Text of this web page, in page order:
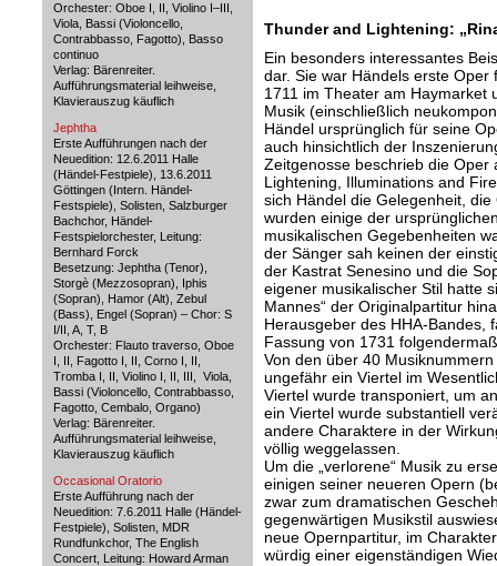
Orchester: Oboe I, II, Violino I–III,
Viola, Bassi (Violoncello,
Contrabbasso, Fagotto), Basso
continuo
Verlag: Bärenreiter.
Aufführungsmaterial leihweise,
Klavierauszug käuflich
Jephtha
Erste Aufführungen nach der
Neuedition: 12.6.2011 Halle
(Händel-Festpiele), 13.6.2011
Göttingen (Intern. Händel-
Festspiele), Solisten, Salzburger
Bachchor, Händel-
Festspielorchester, Leitung:
Bernhard Forck
Besetzung: Jephtha (Tenor),
Storgè (Mezzosopran), Iphis
(Sopran), Hamor (Alt), Zebul
(Bass), Engel (Sopran) – Chor: S
I/II, A, T, B
Orchester: Flauto traverso, Oboe
I, II, Fagotto I, II, Corno I, II,
Tromba I, II, Violino I, II, III, Viola,
Bassi (Violoncello, Contrabbasso,
Fagotto, Cembalo, Organo)
Verlag: Bärenreiter.
Aufführungsmaterial leihweise,
Klavierauszug käuflich
Occasional Oratorio
Erste Aufführung nach der
Neuedition: 7.6.2011 Halle (Händel-
Festpiele), Solisten, MDR
Rundfunkchor, The English
Concert, Leitung: Howard Arman
Thunder and Lightening:
Ein besonders interessantes
dar. Sie war Händels erste
1711 im Theater am Haymarket
Musik (einschließlich
Händel ursprünglich für seine
auch hinsichtlich der
Zeitgenosse beschrieb die Oper
Lightening, Illuminations and
sich Händel die Gelegenheit,
wurden einige der
musikalischen Gegebenheiten
der Sänger sah keinen der
der Kastrat Senesino und die
eigener musikalischer Stil hatte
Mannes“ der Originalpartitur
Herausgeber des HHA-Bandes,
Fassung von 1731
Von den über 40
ungefähr ein Viertel im
Viertel wurde transponiert, um
ein Viertel wurde substantiell
andere Charaktere in der
völlig weggelassen.
Um die „verlorene“ Musik zu
einigen seiner neueren Opern
zwar zum dramatischen
gegenwärtigen Musikstil
neue Opernpartitur, im
würdig einer eigenständigen